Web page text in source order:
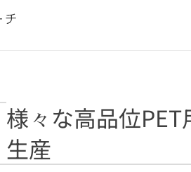
様々な高品位
生産